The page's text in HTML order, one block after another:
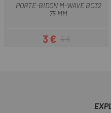
PORTE-BIDON M-WAVE BC32
75 MM
Prix
3 €Prix habituel
5 €